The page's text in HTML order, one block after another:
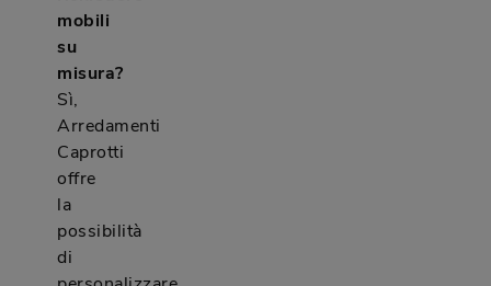
mobili
su
misura?
Sì,
Arredamenti
Caprotti
offre
la
possibilità
di